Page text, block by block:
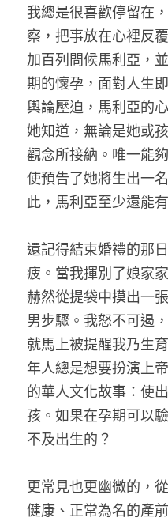
我總是很喜歡停留在
察，把事放在心裡反
加百列問候馬利亞，
期的懷孕，面對人生
輿論壓迫，馬利亞的
她知道，無論是她或
觀念所接納。唯一能
使預告了她將生出一
此，馬利亞至少還能
還記得結束婚禮的那
疲。當我揮別了娘家
赫然從提袋中摸出一
男步驟。我怒不可遏
就馬上被提醒我乃生
年人總是想要扮演上
的華人文化故事：使
孩。如果在孕期可以
不及出生的？
更常見也更幽微的，
健康、正常為名的產